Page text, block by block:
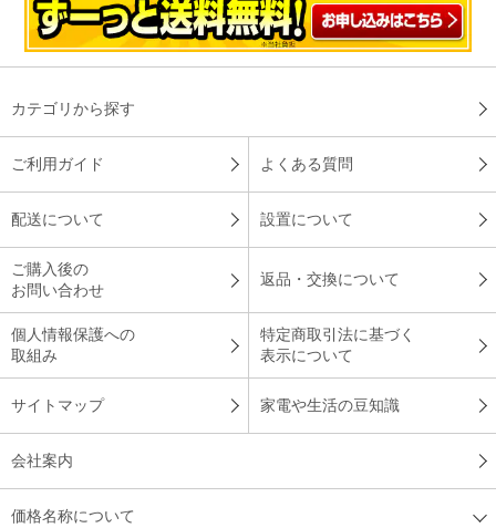
カテゴリから探す
ご利用ガイド よくある質問
配送について 設置について
ご購入後の
お問い合わせ
返品・交換について
個人情報保護への
取組み
特定商取引法に基づく
表示について
サイトマップ 家電や生活の豆知識
会社案内
価格名称について